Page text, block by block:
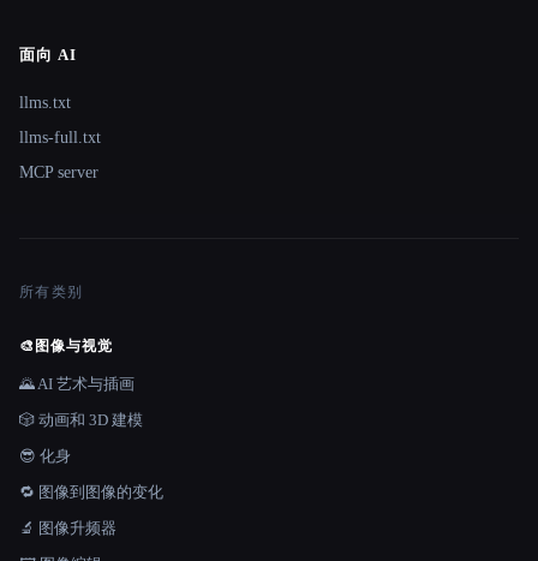
面向 AI
llms.txt
llms-full.txt
MCP server
所有类别
🎨 图像与视觉
🌄 AI 艺术与插画
🎲 动画和 3D 建模
😎 化身
🔁 图像到图像的变化
🔬 图像升频器